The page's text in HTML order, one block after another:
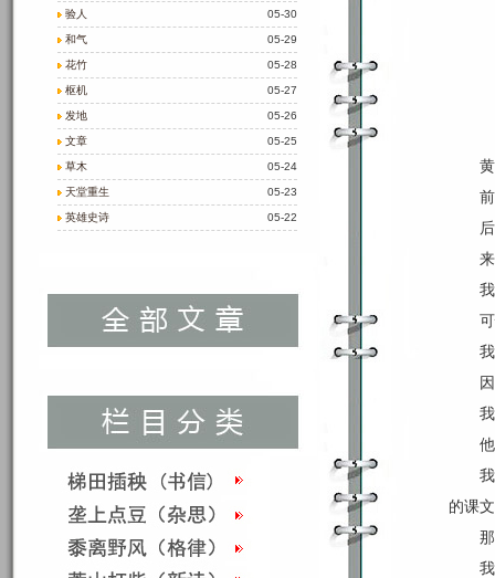
05-30
验人
05-29
和气
05-28
花竹
05-27
枢机
05-26
发地
05-25
文章
05-24
草木
05-23
天堂重生
05-22
英雄史诗
的课